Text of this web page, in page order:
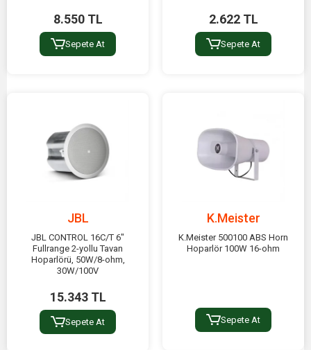
8.550 TL
Sepete At
2.622 TL
Sepete At
JBL
JBL CONTROL 16C/T 6"
Fullrange 2-yollu Tavan
Hoparlörü, 50W/8-ohm,
30W/100V
15.343 TL
Sepete At
K.Meister
K.Meister 500100 ABS Horn
Hoparlör 100W 16-ohm
Sepete At